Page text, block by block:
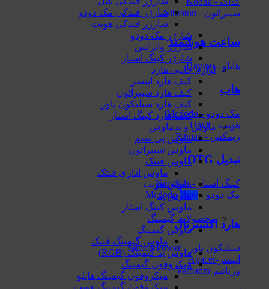
سیبراتون - Sibraton
ساعت هوشمند
هایلو - Haylou
هاب
مک دودو - Mcdodo
هویت - Havit
ریمکس - Remax
تبدیل OTG
کینگ استار - KingStar
مک دودو - Mcdodo
هارد اکسترنال
سیلیکون پاور - Silicon Power
اپیسر-Apacer
ورباتیم-Verbatim
شارژر فندکی مک دودو
شارژر فندکی هویت
شارژر مک دودو
شارژر وایرلس
شارژر کینگ استار
لوازم جانبی هارد
کیف هارد اپیسر
کیف هارد سیبراتون
کیف هارد سیلیکون پاور
کیف هارد کینگ استار
ماوس و پدماوس
ماوس بی سیم
ماوس سیبراتون
ماوس فنتک
ماوس اداری فنتک
ماوس هویت
ماوس پد
ماوس کینگ استار
محصولات گیمینگ
ماوس گیمینگ
ماوس گیمینگ فنتک
ماوس‌ پد گیمینگ (RGB)
میکروفون گیمینگ
میکروفون گیمینگ هایلو